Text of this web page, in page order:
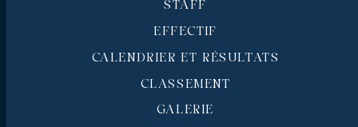
STAFF
EFFECTIF
CALENDRIER ET RÉSULTATS
CLASSEMENT
GALERIE